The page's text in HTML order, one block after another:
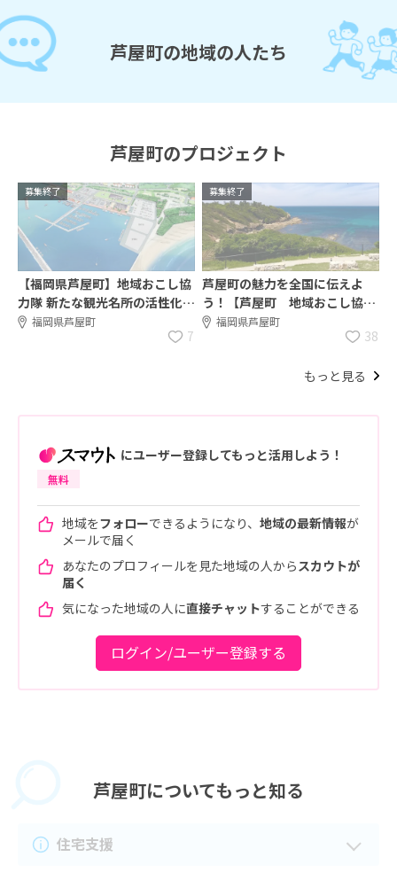
芦屋町の地域の人たち
芦屋町のプロジェクト
募集終了
【福岡県芦屋町】地域おこし協
力隊 新たな観光名所の活性化を
担当！経験不問！
福岡県芦屋町
7
募集終了
芦屋町の魅力を全国に伝えよ
う！【芦屋町 地域おこし協力
隊の募集】
福岡県芦屋町
38
もっと見る
にユーザー登録してもっと活用しよう！
無料
地域をフォローできるようになり、 地域の最新情報が
メールで届く
あなたのプロフィールを見た地域の人から スカウトが
届く
気になった地域の人に直接チャットすることができる
ログイン/ユーザー登録する
芦屋町についてもっと知る
住宅支援